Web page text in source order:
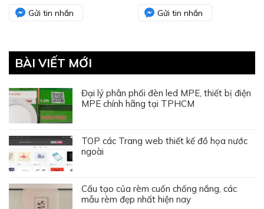
Gửi tin nhắn
Gửi tin nhắn
BÀI VIẾT MỚI
Đại lý phân phối đèn led MPE, thiết bị điện
MPE chính hãng tại TPHCM
TOP các Trang web thiết kế đồ họa nước
ngoài
Cấu tạo của rèm cuốn chống nắng, các
mẫu rèm đẹp nhất hiện nay